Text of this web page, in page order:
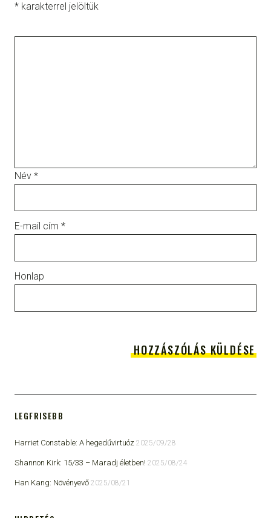
* karakterrel jelöltük
Név *
E-mail cím *
Honlap
LEGFRISEBB
Harriet Constable: A hegedűvirtuóz 2025/09/28
Shannon Kirk: 15/33 ​– Maradj életben! 2025/08/24
Han Kang: Növényevő 2025/08/21